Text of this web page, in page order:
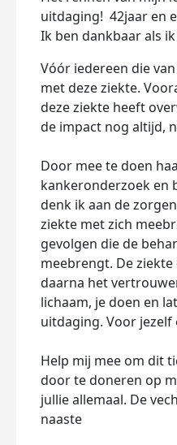
uitdaging! 42jaar en
Ik ben dankbaar als
Vóór iedereen die
met deze ziekte.
deze ziekte heeft
de impact nog altijd,
Door mee te doen
kankeronderzoek en
denk ik aan de
ziekte met zich
gevolgen die de
meebrengt. De
daarna het
lichaam, je doen en
uitdaging. Voor jezelf
Help mij mee om dit
door te doneren op
jullie allemaal. De
naaste